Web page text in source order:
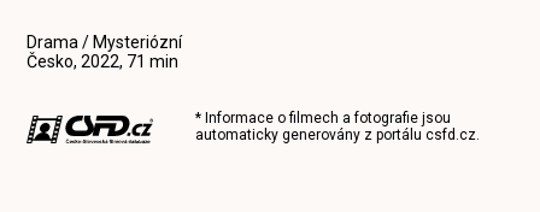
Drama / Mysteriózní
Česko, 2022, 71 min
* Informace o filmech a fotografie jsou
automaticky generovány z portálucsfd.cz.